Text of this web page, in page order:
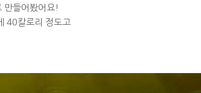
만들어봤어요!
40칼로리 정도고